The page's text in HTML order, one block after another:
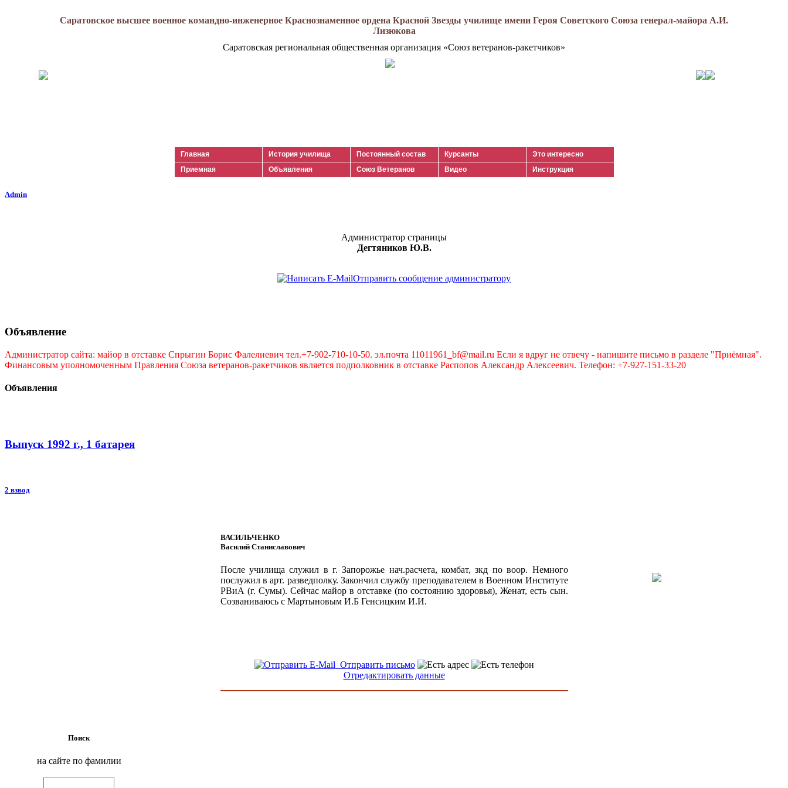
Саратовское высшее военное командно-инженерное Краснознаменное ордена Красной Звезды училище имени Героя Советского Союза генерал-майора А.И.
Лизюкова
Саратовская региональная общественная организация «Союз ветеранов-ракетчиков»
Главная История училища Постоянный состав Курсанты
Это интересно
Приемная
Объявления Союз Ветеранов Видео Инструкция
Admin
Администратор страницы
Дегтяников Ю.В.
Отправить сообщение администратору
Объявление
Администратор сайта: майор в отставке Спрыгин Борис Фалелиевич тел.+7-902-710-10-50. эл.почта 11011961_bf@mail.ru Если я вдруг не отвечу - напишите письмо в разделе "Приёмная".
Финансовым уполномоченным Правления Союза ветеранов-ракетчиков является подполковник в отставке Распопов Александр Алексеевич. Телефон: +7-927-151-33-20
Объявления
Выпуск 1992 г., 1 батарея
2 взвод
ВАСИЛЬЧЕНКО
Василий Станиславович
После училища служил в г. Запорожье нач.расчета, комбат, зкд по воор. Немного
послужил в арт. разведполку. Закончил службу преподавателем в Военном Институте
РВиА (г. Сумы). Сейчас майор в отставке (по состоянию здоровья), Женат, есть сын.
Созваниваюсь с Мартыновым И.Б Генсицким И.И.
Отправить письмо
Отредактировать данные
Поиск
на сайте по фамилии